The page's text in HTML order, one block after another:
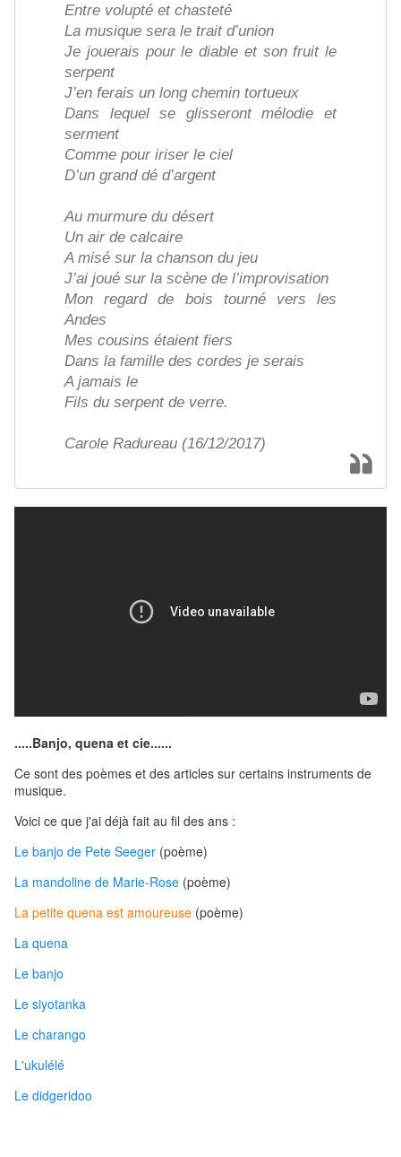
Entre volupté et chasteté
La musique sera le trait d’union
Je jouerais pour le diable et son fruit le
serpent
J’en ferais un long chemin tortueux
Dans lequel se glisseront mélodie et
serment
Comme pour iriser le ciel
D’un grand dé d’argent
Au murmure du désert
Un air de calcaire
A misé sur la chanson du jeu
J’ai joué sur la scène de l’improvisation
Mon regard de bois tourné vers les
Andes
Mes cousins étaient fiers
Dans la famille des cordes je serais
A jamais le
Fils du serpent de verre.
Carole Radureau (16/12/2017)
.....Banjo, quena et cie......
Ce sont des poèmes et des articles sur certains instruments de
musique.
Voici ce que j'ai déjà fait au fil des ans :
Le banjo de Pete Seeger (poème)
La mandoline de Marie-Rose (poème)
La petite quena est amoureuse (poème)
La quena
Le banjo
Le siyotanka
Le charango
L'ukulélé
Le didgeridoo